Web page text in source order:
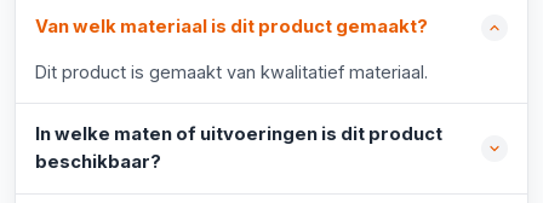
Van welk materiaal is dit product gemaakt?
Dit product is gemaakt van kwalitatief materiaal.
In welke maten of uitvoeringen is dit product
beschikbaar?